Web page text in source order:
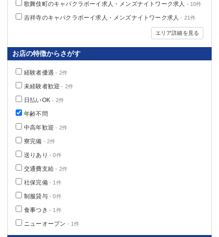
歌舞伎町のキャバクラボーイ求人・メンズナイトワーク求人 - 10件
吉祥寺のキャバクラボーイ求人・メンズナイトワーク求人 - 21件
エリア詳細を見る
お店の特徴からさがす
経験者優遇 - 2件
未経験者歓迎 - 2件
日払いOK - 2件
年齢不問
中高年歓迎 - 2件
寮完備 - 2件
送りあり - 0件
交通費支給 - 2件
社保完備- 1件
制服貸与- 0件
食事つき - 1件
ニューオープン - 1件
東金
浦安
宇都宮
小山
東武宇都宮（宇都宮西口）
茨城県
土浦
群馬県
高崎
該当求人 0 件